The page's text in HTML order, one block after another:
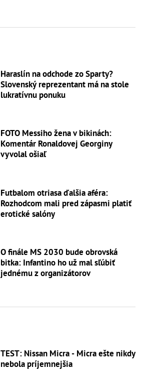
Haraslín na odchode zo Sparty?
Slovenský reprezentant má na stole
lukratívnu ponuku
FOTO Messiho žena v bikinách:
Komentár Ronaldovej Georginy
vyvolal ošiaľ
Futbalom otriasa ďalšia aféra:
Rozhodcom mali pred zápasmi platiť
erotické salóny
O finále MS 2030 bude obrovská
bitka: Infantino ho už mal sľúbiť
jednému z organizátorov
TEST: Nissan Micra - Micra ešte nikdy
nebola príjemnejšia